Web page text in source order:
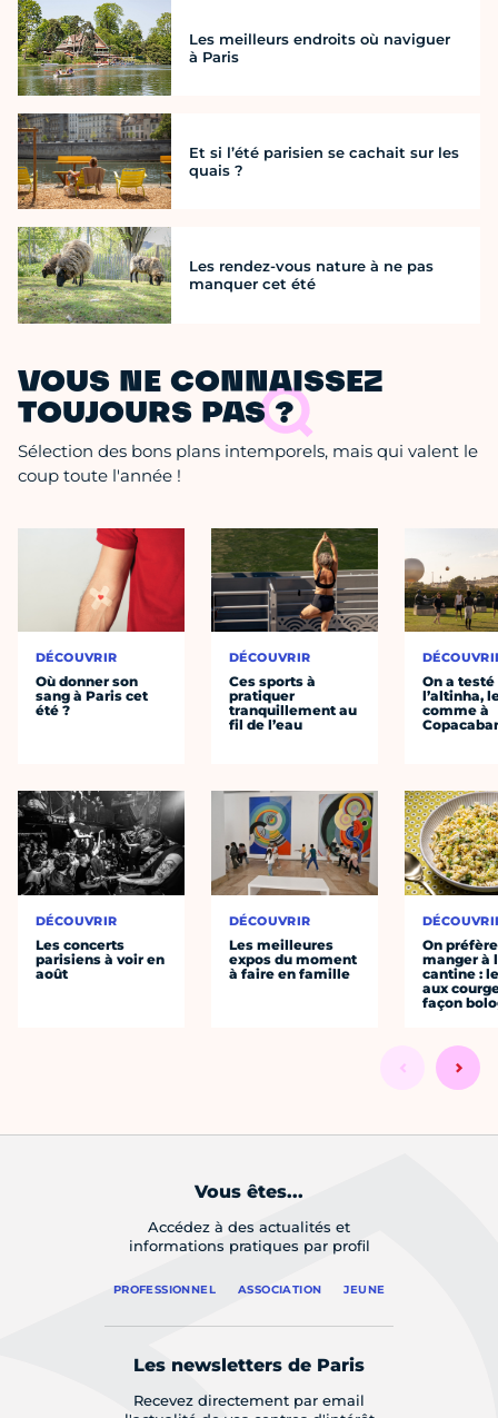
Les meilleurs endroits où naviguer
à Paris
Et si l’été parisien se cachait sur les
quais ?
Les rendez-vous nature à ne pas
manquer cet été
VOUS NE CONNAISSEZ
TOUJOURS PAS ?
Sélection des bons plans intemporels, mais qui valent le
coup toute l'année !
DÉCOUVRIR
Où donner son
sang à Paris cet
été ?
DÉCOUVRIR
Les concerts
parisiens à voir en
août
DÉCOUVRIR
Ces sports à
pratiquer
tranquillement au
fil de l’eau
DÉCOUVRIR
Les meilleures
expos du moment
à faire en famille
On a testé
l’altinha,
comme à
On préfère
manger à
cantine :
aux
façon
Vous êtes...
Accédez à des actualités et
informations pratiques par profil
PROFESSIONNEL ASSOCIATION JEUNE
Les newsletters de Paris
Recevez directement par email